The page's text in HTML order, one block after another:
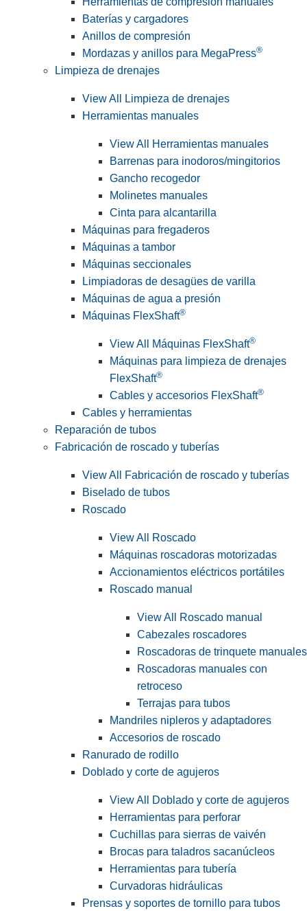
Baterías y cargadores
Anillos de compresión
Mordazas y anillos para MegaPress®
Limpieza de drenajes
View All Limpieza de drenajes
Herramientas manuales
View All Herramientas manuales
Barrenas para inodoros/mingitorios
Gancho recogedor
Molinetes manuales
Cinta para alcantarilla
Máquinas para fregaderos
Máquinas a tambor
Máquinas seccionales
Limpiadoras de desagües de varilla
Máquinas de agua a presión
Máquinas FlexShaft®
View All Máquinas FlexShaft®
Máquinas para limpieza de drenajes
FlexShaft®
Cables y accesorios FlexShaft®
Cables y herramientas
Reparación de tubos
Fabricación de roscado y tuberías
View All Fabricación de roscado y tuberías
Biselado de tubos
Roscado
View All Roscado
Máquinas roscadoras motorizadas
Accionamientos eléctricos portátiles
Roscado manual
View All Roscado manual
Cabezales roscadores
Roscadoras de trinquete manuales
Roscadoras manuales con
retroceso
Terrajas para tubos
Mandriles nipleros y adaptadores
Accesorios de roscado
Ranurado de rodillo
Doblado y corte de agujeros
View All Doblado y corte de agujeros
Herramientas para perforar
Cuchillas para sierras de vaivén
Brocas para taladros sacanúcleos
Herramientas para tubería
Curvadoras hidráulicas
Prensas y soportes de tornillo para tubos